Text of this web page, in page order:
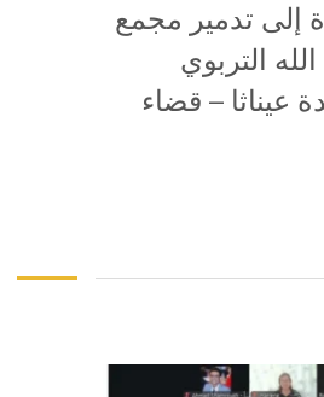
إلى تدمير مجمع
التربوي
عيناثا – قضاء